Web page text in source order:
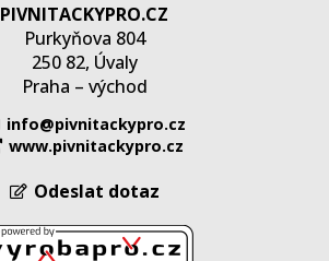
PIVNITACKYPRO.CZ
Purkyňova 804
250 82, Úvaly
Praha – východ
info@pivnitackypro.cz
www.pivnitackypro.cz
Odeslat dotaz